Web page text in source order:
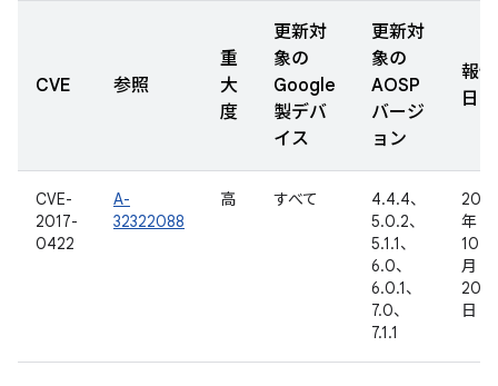
CVE 参照
重
大
度
更新対
象の
Google
製デバ
イス
更新対
象の
AOSP
バージ
ョン
報告
日
CVE-
2017-
0422
A-
32322088
高 すべて
4.4.4、
5.0.2、
5.1.1、
6.0、
6.0.1、
7.0、
7.1.1
2016
年
10
月
20
日